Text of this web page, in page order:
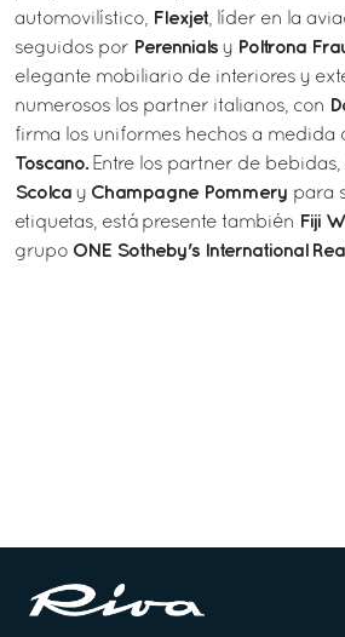
automovilístico,
Flexjet , líder en la
seguidos por Perennials y Poltrona
elegante mobiliario de interiores y
numerosos los partner italianos, con
firma los uniformes hechos a medida
Toscano. Entre los partner de
Scolca y Champagne Pommery para
etiquetas, está presente también Fiji
grupo ONE Sotheby's International